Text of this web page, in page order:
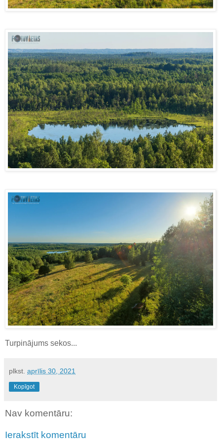
Turpinājums sekos...
plkst. aprīlis 30, 2021
Kopīgot
Nav komentāru:
Ierakstīt komentāru